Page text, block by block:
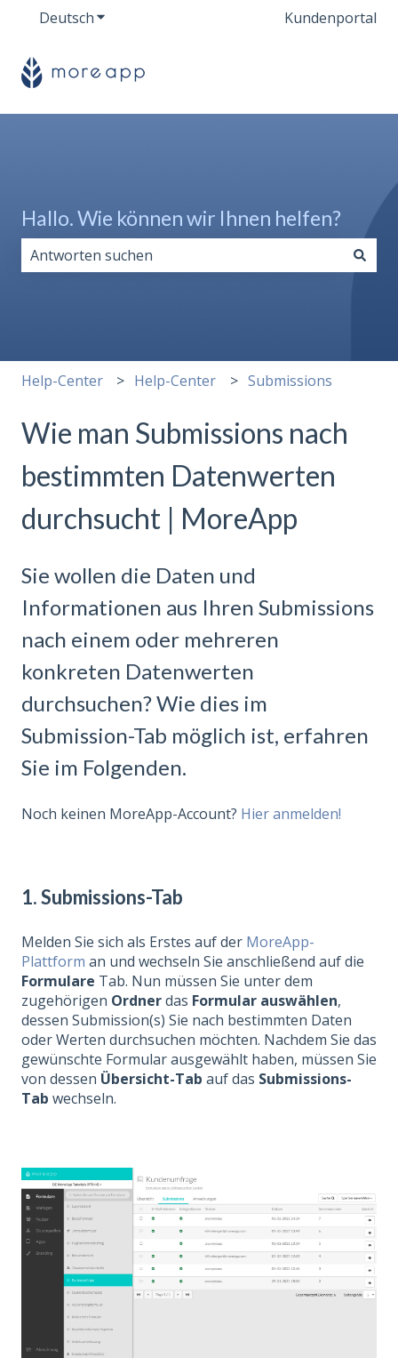
DeutschUntermenü für Übersetzungen anzeigen
Kundenportal
Hallo. Wie können wir Ihnen helfen?
Help-Center Help-Center Submissions
Wie man Submissions nach
bestimmten Datenwerten
durchsucht | MoreApp
Sie wollen die Daten und
Informationen aus Ihren Submissions
nach einem oder mehreren
konkreten Datenwerten
durchsuchen? Wie dies im
Submission-Tab möglich ist, erfahren
Sie im Folgenden.
Noch keinen MoreApp-Account? Hier anmelden!
1. Submissions-Tab
Melden Sie sich als Erstes auf der MoreApp-
Plattform an und wechseln Sie anschließend auf die
Formulare Tab. Nun müssen Sie unter dem
zugehörigen Ordnerdas Formular auswählen,
dessen Submission(s) Sie nach bestimmten Daten
oder Werten durchsuchen möchten. Nachdem Sie das
gewünschte Formular ausgewählt haben, müssen Sie
von dessen Übersicht-Tab auf das Submissions-
Tab wechseln.